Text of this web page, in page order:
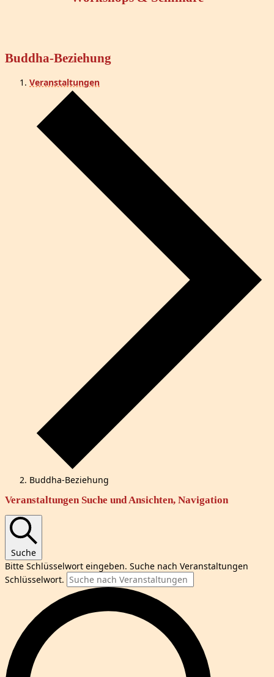
Buddha-Beziehung
Veranstaltungen
Buddha-Beziehung
Veranstaltungen
Veranstaltungen Suche und Ansichten, Navigation
Suche
Bitte Schlüsselwort eingeben. Suche nach Veranstaltungen
Schlüsselwort.